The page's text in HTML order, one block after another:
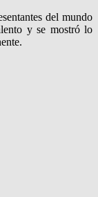
del mundo
y se mostró lo